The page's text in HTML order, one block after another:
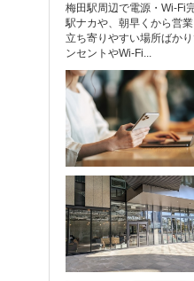
梅田駅周辺で電源・Wi-Fi
駅ナカや、朝早くから営
立ち寄りやすい場所ばか
ンセントやWi-Fi...